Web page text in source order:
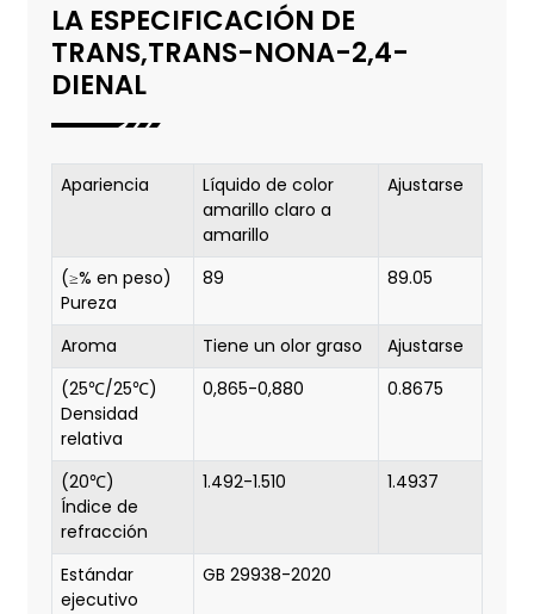
LA ESPECIFICACIÓN DE
TRANS,TRANS-NONA-2,4-
DIENAL
Apariencia
Líquido de color
amarillo claro a
amarillo
Ajustarse
(≥% en peso)
Pureza
89 89.05
Aroma Tiene un olor graso
Ajustarse
(25℃/25℃)
Densidad
relativa
0,865-0,880 0.8675
(20℃)
Índice de
refracción
1.492-1.510 1.4937
Estándar
ejecutivo
GB 29938-2020